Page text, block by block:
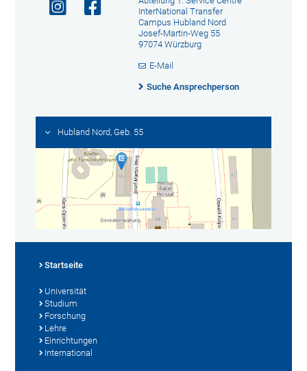
InterNational Transfer
Campus Hubland Nord
Josef-Martin-Weg 55
97074 Würzburg
E-Mail
Suche Ansprechperson
Hubland Nord, Geb. 55
Startseite
Universität
Studium
Forschung
Lehre
Einrichtungen
International